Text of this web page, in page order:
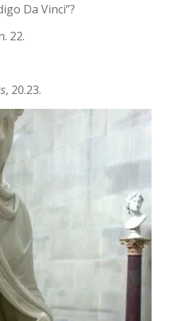
Da Vinci”?
22.
, 20.23.